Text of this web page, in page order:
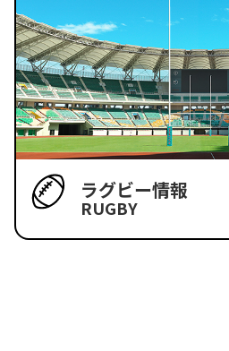
ラグビー情報
RUGBY